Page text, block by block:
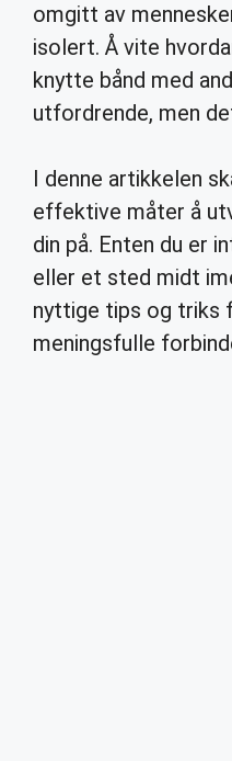
omgitt av
isolert. Å vite
knytte bånd med
utfordrende, men
I denne artikkelen
effektive måter å
din på. Enten du er
eller et sted midt
nyttige tips og triks
meningsfulle